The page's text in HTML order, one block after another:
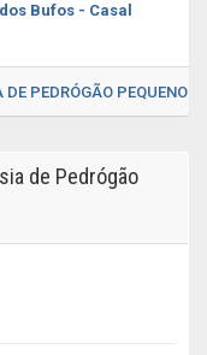
Bufos - Casal
PEDRÓGÃO PEQUENO
de Pedrógão